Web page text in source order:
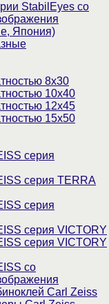
StabilEyes со
Япония)
8х30
10х40
12х45
15х50
серия
серия TERRA
серия
серия VICTORY
серия VICTORY
со
Carl Zeiss